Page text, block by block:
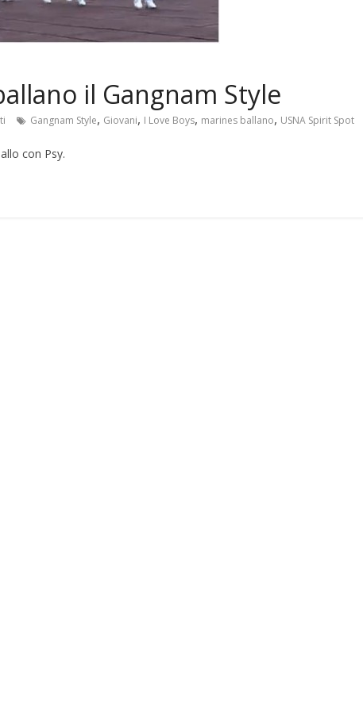
il Gangnam Style
Gangnam Style, Giovani, I Love Boys, marines ballano, USNA Spirit Spot
con Psy.